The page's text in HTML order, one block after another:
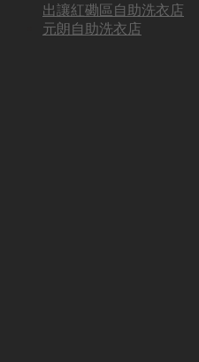
出讓紅磡區自助洗衣店
元朗自助洗衣店